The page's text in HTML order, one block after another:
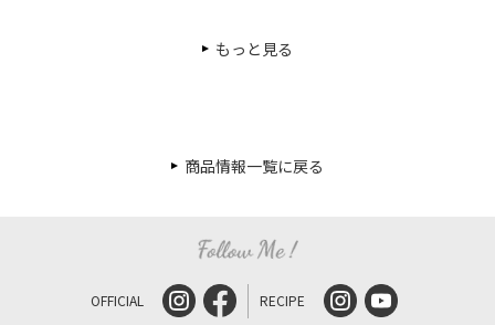
もっと見る
商品情報一覧に戻る
OFFICIAL RECIPE